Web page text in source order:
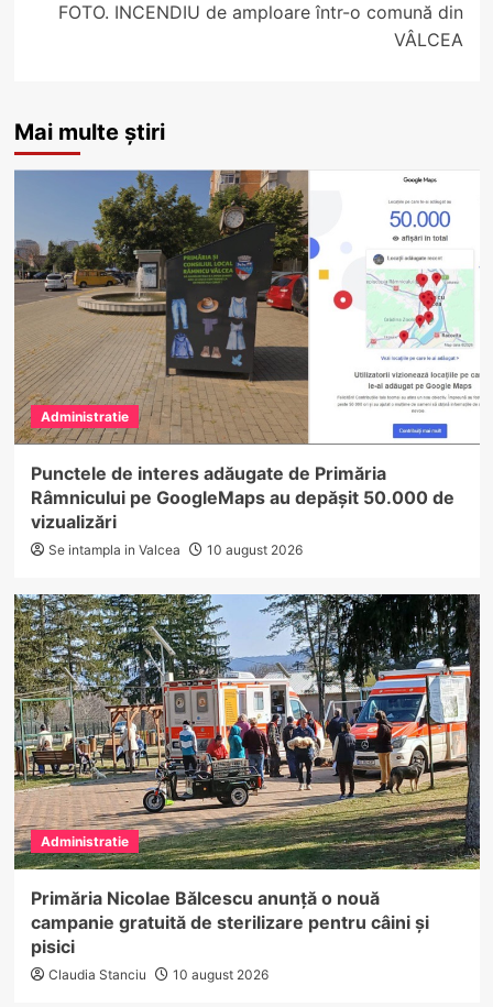
FOTO. INCENDIU de amploare într-o comună din
VÂLCEA
Mai multe știri
Administratie
Punctele de interes adăugate de Primăria
Râmnicului pe GoogleMaps au depășit 50.000 de
vizualizări
Se intampla in Valcea 10 august 2026
Administratie
Primăria Nicolae Bălcescu anunță o nouă
campanie gratuită de sterilizare pentru câini și
pisici
Claudia Stanciu 10 august 2026